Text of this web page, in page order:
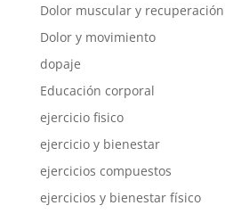
Dolor muscular y recuperación
Dolor y movimiento
dopaje
Educación corporal
ejercicio fisico
ejercicio y bienestar
ejercicios compuestos
ejercicios y bienestar físico